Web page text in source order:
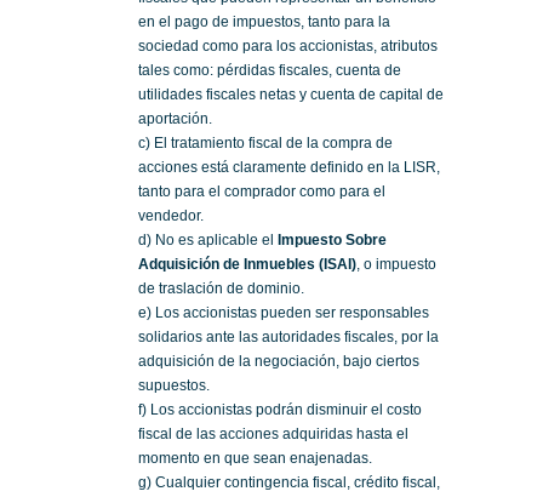
en el pago de impuestos, tanto para la
sociedad como para los accionistas, atributos
tales como: pérdidas fiscales, cuenta de
utilidades fiscales netas y cuenta de capital de
aportación.
c) El tratamiento fiscal de la compra de
acciones está claramente definido en la LISR,
tanto para el comprador como para el
vendedor.
d) No es aplicable el
Impuesto Sobre
Adquisición de Inmuebles (ISAI), o impuesto
de traslación de dominio.
e) Los accionistas pueden ser responsables
solidarios ante las autoridades fiscales, por la
adquisición de la negociación, bajo ciertos
supuestos.
f) Los accionistas podrán disminuir el costo
fiscal de las acciones adquiridas hasta el
momento en que sean enajenadas.
g) Cualquier contingencia fiscal, crédito fiscal,